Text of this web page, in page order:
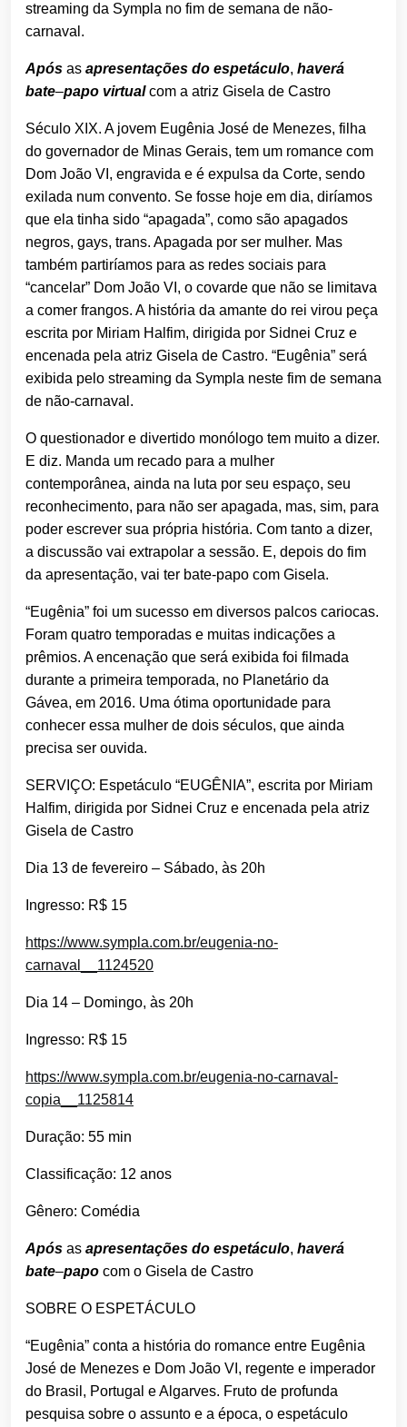
streaming da Sympla no fim de semana de não-
carnaval.
Após as apresentações do espetáculo, haverá
bate–papo virtualcom a atriz Gisela de Castro
Século XIX. A jovem Eugênia José de Menezes, filha
do governador de Minas Gerais, tem um romance com
Dom João VI, engravida e é expulsa da Corte, sendo
exilada num convento. Se fosse hoje em dia, diríamos
que ela tinha sido “apagada”, como são apagados
negros, gays, trans. Apagada por ser mulher. Mas
também partiríamos para as redes sociais para
“cancelar” Dom João VI, o covarde que não se limitava
a comer frangos. A história da amante do rei virou peça
escrita por Miriam Halfim, dirigida por Sidnei Cruz e
encenada pela atriz Gisela de Castro. “Eugênia” será
exibida pelo streaming da Sympla neste fim de semana
de não-carnaval.
O questionador e divertido monólogo tem muito a dizer.
E diz. Manda um recado para a mulher
contemporânea, ainda na luta por seu espaço, seu
reconhecimento, para não ser apagada, mas, sim, para
poder escrever sua própria história. Com tanto a dizer,
a discussão vai extrapolar a sessão. E, depois do fim
da apresentação, vai ter bate-papo com Gisela.
“Eugênia” foi um sucesso em diversos palcos cariocas.
Foram quatro temporadas e muitas indicações a
prêmios. A encenação que será exibida foi filmada
durante a primeira temporada, no Planetário da
Gávea, em 2016. Uma ótima oportunidade para
conhecer essa mulher de dois séculos, que ainda
precisa ser ouvida.
SERVIÇO: Espetáculo “EUGÊNIA”, escrita por Miriam
Halfim, dirigida por Sidnei Cruz e encenada pela atriz
Gisela de Castro
Dia 13 de fevereiro – Sábado, às 20h
Ingresso: R$ 15
https://www.sympla.com.br/eugenia-no-
carnaval__1124520
Dia 14 – Domingo, às 20h
Ingresso: R$ 15
https://www.sympla.com.br/eugenia-no-carnaval-
copia__1125814
Duração: 55 min
Classificação: 12 anos
Gênero: Comédia
Após as apresentações do espetáculo, haverá
bate–papo com o Gisela de Castro
SOBRE O ESPETÁCULO
“Eugênia” conta a história do romance entre Eugênia
José de Menezes e Dom João VI, regente e imperador
do Brasil, Portugal e Algarves. Fruto de profunda
pesquisa sobre o assunto e a época, o espetáculo